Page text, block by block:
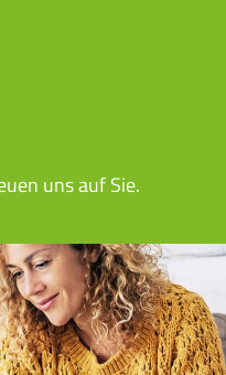
uns auf Sie.